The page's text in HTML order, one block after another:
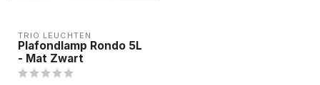
TRIO LEUCHTEN
Plafondlamp Rondo 5L
- Mat Zwart